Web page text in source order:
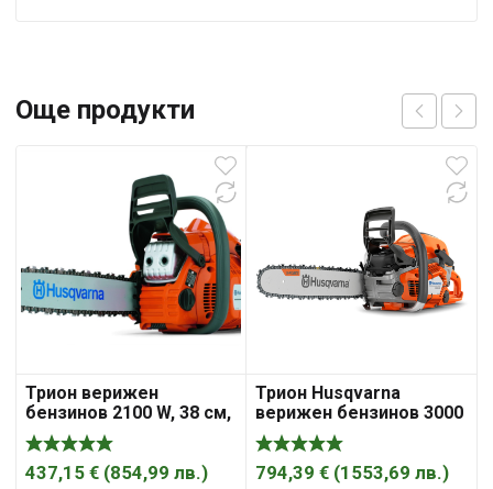
Още продукти
Трион верижен
бензинов 2100 W, 38 см,
0.325 „, 445 e II ,
Husqvarna
437,15 € (854,99 лв.)
Трион Husqvarna
верижен бензинов 3000
W, 38 см, 0.325 „, 550 XP
Mark II
794,39€ (1553,69лв.)